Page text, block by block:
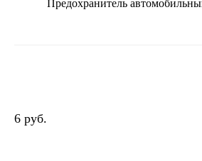
Предохранитель
6 руб.